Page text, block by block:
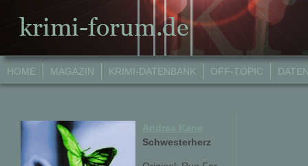
HOME MAGAZIN KRIMI-DATENBANK OFF-TOPIC
Andrea Kane
Schwesterherz